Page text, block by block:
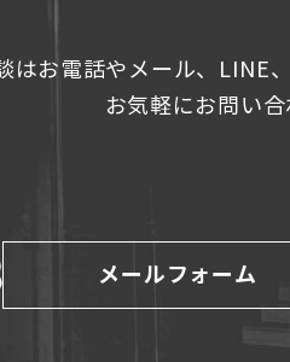
はお電話やメール、
お気軽にお問い
メールフォーム